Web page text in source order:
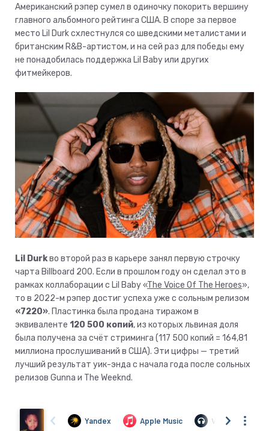
Американский рэпер сумел в одиночку покорить вершину
главного альбомного рейтинга США. В споре за первое
место Lil Durk схлестнулся со шведскими металистами и
британским R&B-артистом, и на сей раз для победы ему
не понадобилась поддержка Lil Baby или других
фитмейкеров.
Lil Durkво второй раз в карьере занял первую строчку
чарта Billboard 200. Если в прошлом году он сделал это в
рамках коллаборации с Lil Baby «The Voice Of The Heroes»,
то в 2022-м рэпер достиг успеха уже с сольным релизом
«7220». Пластинка была продана тиражом в
эквиваленте 120 500 копий, из которых львиная доля
была получена за счёт стриминга (117 500 копий = 164,81
миллиона прослушиваний в США). Эти цифры — третий
лучший результат уик-энда с начала года после сольных
релизов Gunna и The Weeknd.